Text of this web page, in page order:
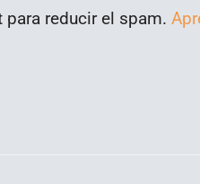
reducir el spam.